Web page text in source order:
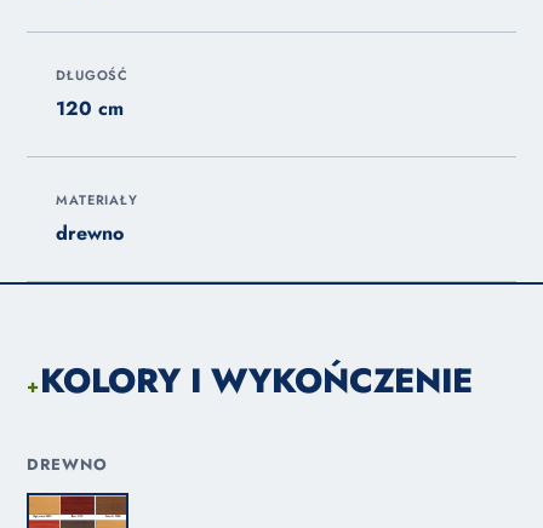
DŁUGOŚĆ
120 cm
MATERIAŁY
drewno
+KOLORY I WYKOŃCZENIE
DREWNO